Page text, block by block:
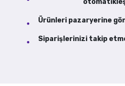
Ürünleri pazaryerine
Siparişlerinizi takip